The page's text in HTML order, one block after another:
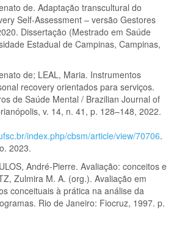
de. Adaptação transcultural do
Self-Assessment – versão Gestores
Dissertação (Mestrado em Saúde
Estadual de Campinas, Campinas,
de; LEAL, Maria. Instrumentos
recovery orientados para serviços.
de Saúde Mental / Brazilian Journal of
v. 14, n. 41, p. 128–148, 2022.
index.php/cbsm/article/view/70706.
2023.
André-Pierre. Avaliação: conceitos e
Zulmira M. A. (org.). Avaliação em
conceituais à prática na análise da
Rio de Janeiro: Fiocruz, 1997. p.